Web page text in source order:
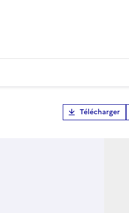
Télécharger